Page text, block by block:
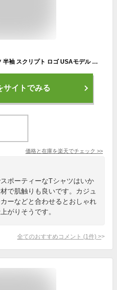
Champion チャンピオン Tシャツ 半袖 スクリプト ロゴ USAモデル Y067941 Y07718 メンズ レディース 男女兼用 ホワイト ブラック グレー ネイビー 大きいサイズ ブランド 春 夏 秋 カジュアル アメカジ シンプル ダンス ストリート スポーツ プレゼント ギフト
サイトでみる
価格と在庫を楽天でチェック >>
ポーティーなTシャツはいか
で肌触りも良いです。カジュ
ーなどと合わせるとおしゃれ
がりそうです。
全てのおすすめコメント (1 件) >